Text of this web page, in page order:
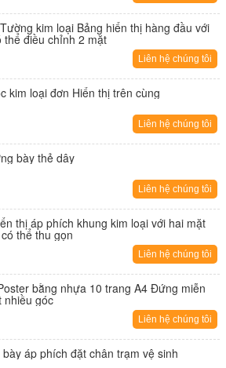
kim loại Bảng hiển thị hàng đầu với
thể điều chỉnh 2 mặt
Liên hệ chúng tôi
kim loại đơn Hiển thị trên cùng
Liên hệ chúng tôi
bày thẻ dây
Liên hệ chúng tôi
thị áp phích khung kim loại với hai mặt
thể thu gọn
Liên hệ chúng tôi
bằng nhựa 10 trang A4 Đứng miễn
nhiều góc
Liên hệ chúng tôi
áp phích đặt chân trạm vệ sinh